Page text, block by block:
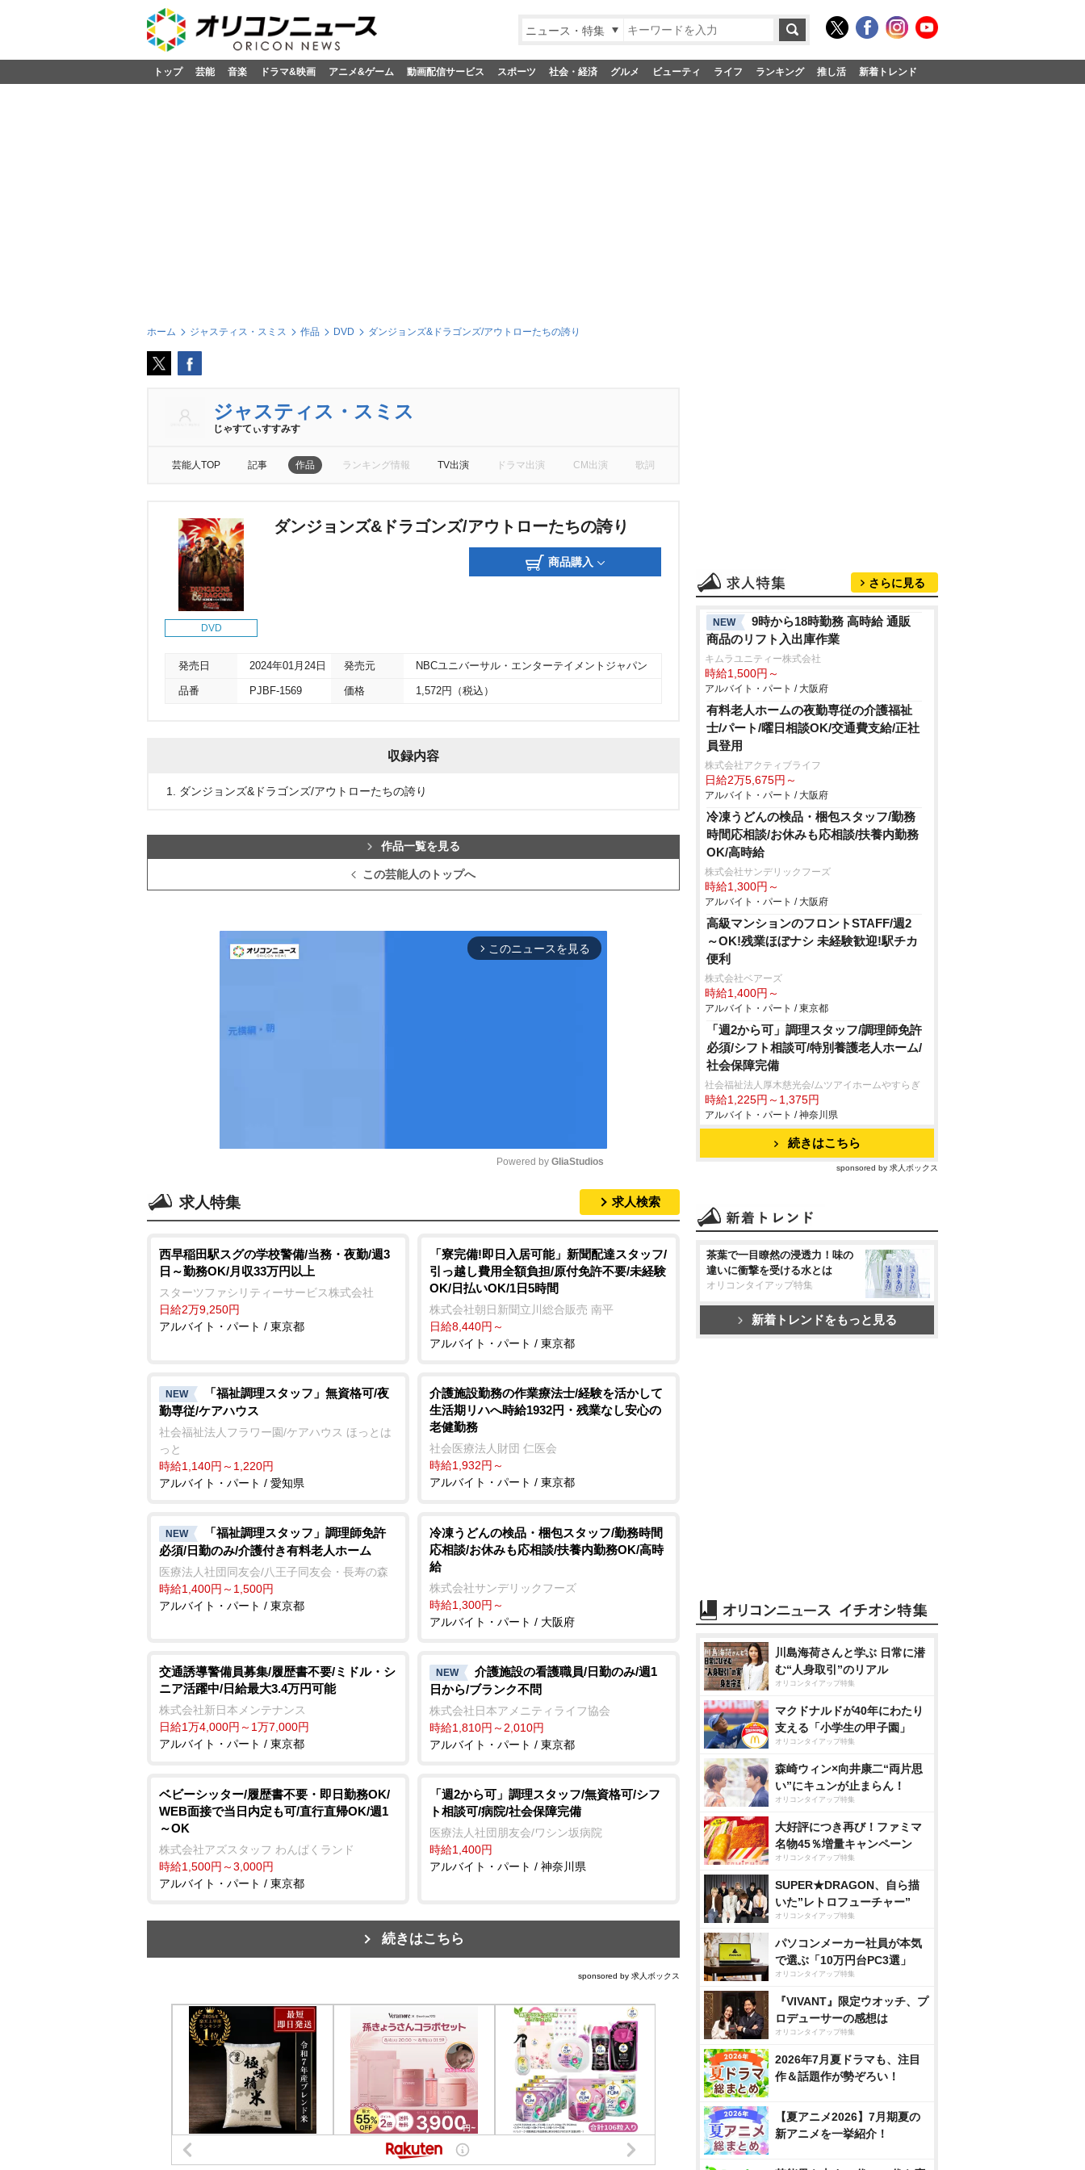
ニュース・特集
トップ 芸能 音楽 ドラマ&映画 アニメ&ゲーム 動画配信サービス スポーツ 社会・経済 グルメ ビューティ ライフ ランキング 推し活 新着トレンド
ホーム ジャスティス・スミス 作品 DVD ダンジョンズ&ドラゴンズ/アウトローたちの誇り
ジャスティス・スミス
じゃすてぃすすみす
芸能人TOP 記事 作品 ランキング情報 TV出演 ドラマ出演 CM出演 歌詞
DVD
ダンジョンズ&ドラゴンズ/アウトローたちの誇り
商品購入
発売日 2024年01月24日 発売元 NBCユニバーサル・エンターテイメントジャパン
品番 PJBF-1569 価格 1,572円（税込）
収録内容
1. ダンジョンズ&ドラゴンズ/アウトローたちの誇り
作品一覧を見る
この芸能人のトップへ
arrow_forward_ios このニュースを見る
t
e
Powered by GliaStudios
求人特集 求人検索
西早稲田駅スグの学校警備/当務・夜勤/週3
日～勤務OK/月収33万円以上
スターツファシリティーサービス株式会社
日給2万9,250円
アルバイト・パート / 東京都
「寮完備!即日入居可能」新聞配達スタッフ/
引っ越し費用全額負担/原付免許不要/未経験
OK/日払いOK/1日5時間
株式会社朝日新聞立川総合販売 南平
日給8,440円～
アルバイト・パート / 東京都
NEW
「福祉調理スタッフ」無資格可/夜
勤専従/ケアハウス
社会福祉法人フラワー園/ケアハウス ほっとは
っと
時給1,140円～1,220円
アルバイト・パート / 愛知県
介護施設勤務の作業療法士/経験を活かして
生活期リハへ時給1932円・残業なし安心の
老健勤務
社会医療法人財団 仁医会
時給1,932円～
アルバイト・パート / 東京都
NEW
「福祉調理スタッフ」調理師免許
必須/日勤のみ/介護付き有料老人ホーム
医療法人社団同友会/八王子同友会・長寿の森
時給1,400円～1,500円
アルバイト・パート / 東京都
冷凍うどんの検品・梱包スタッフ/勤務時間
応相談/お休みも応相談/扶養内勤務OK/高時
給
株式会社サンデリックフーズ
時給1,300円～
アルバイト・パート / 大阪府
交通誘導警備員募集/履歴書不要/ミドル・シ
ニア活躍中/日給最大3.4万円可能
株式会社新日本メンテナンス
日給1万4,000円～1万7,000円
アルバイト・パート / 東京都
NEW
介護施設の看護職員/日勤のみ/週1
日から/ブランク不問
株式会社日本アメニティライフ協会
時給1,810円～2,010円
アルバイト・パート / 東京都
ベビーシッター/履歴書不要・即日勤務OK/
WEB面接で当日内定も可/直行直帰OK/週1
～OK
株式会社アズスタッフ わんぱくランド
時給1,500円～3,000円
アルバイト・パート / 東京都
「週2から可」調理スタッフ/無資格可/シフ
ト相談可/病院/社会保障完備
医療法人社団朋友会/ワシン坂病院
時給1,400円
アルバイト・パート / 神奈川県
続きはこちら
sponsored by 求人ボックス
さらに見る
NEW
9時から18時勤務 高時給 通販
商品のリフト入出庫作業
キムラユニティー株式会社
時給1,500円～
アルバイト・パート / 大阪府
有料老人ホームの夜勤専従の介護福祉
士/パート/曜日相談OK/交通費支給/正社
員登用
株式会社アクティブライフ
日給2万5,675円～
アルバイト・パート / 大阪府
冷凍うどんの検品・梱包スタッフ/勤務
時間応相談/お休みも応相談/扶養内勤務
OK/高時給
株式会社サンデリックフーズ
時給1,300円～
アルバイト・パート / 大阪府
高級マンションのフロントSTAFF/週2
～OK!残業ほぼナシ 未経験歓迎!駅チカ
便利
株式会社ベアーズ
時給1,400円～
アルバイト・パート / 東京都
「週2から可」調理スタッフ/調理師免許
必須/シフト相談可/特別養護老人ホーム/
社会保障完備
社会福祉法人厚木慈光会/ムツアイホームやすらぎ
時給1,225円～1,375円
アルバイト・パート / 神奈川県
続きはこちら
sponsored by 求人ボックス
茶葉で一目瞭然の浸透力！味の
違いに衝撃を受ける水とは
オリコンタイアップ特集
新着トレンドをもっと見る
川島海荷さんと学ぶ 日常に潜
む“人身取引”のリアル
オリコンタイアップ特集
マクドナルドが40年にわたり
支える「小学生の甲子園」
オリコンタイアップ特集
森崎ウィン×向井康二“両片思
い”にキュンが止まらん！
オリコンタイアップ特集
大好評につき再び！ファミマ
名物45％増量キャンペーン
オリコンタイアップ特集
SUPER★DRAGON、自ら描
いた”レトロフューチャー”
オリコンタイアップ特集
パソコンメーカー社員が本気
で選ぶ「10万円台PC3選」
オリコンタイアップ特集
『VIVANT』限定ウオッチ、プ
ロデューサーの感想は
オリコンタイアップ特集
2026年7月夏ドラマも、注目
作＆話題作が勢ぞろい！
【夏アニメ2026】7月期夏の
新アニメを一挙紹介！